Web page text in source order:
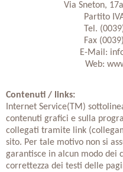
Via Sneton,
Partito
Tel.
Fax
E-Mail:
Web:
Contenuti / links:
Internet Service(TM)
contenuti grafici e sulla
collegati tramite link
sito. Per tale motivo non si
garantisce in alcun modo dei
correttezza dei testi delle